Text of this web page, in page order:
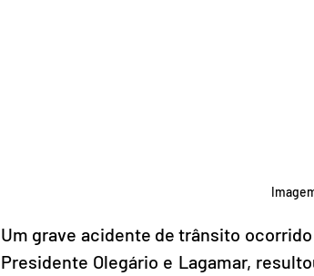
Um grave acidente de trânsito
Presidente Olegário e Lagamar,